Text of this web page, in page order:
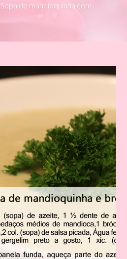
Sopa de mandioquinha com